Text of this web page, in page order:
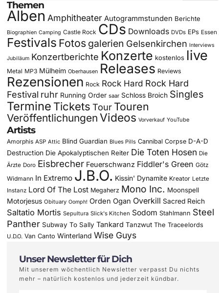
Themen
Alben Amphitheater Autogrammstunden Berichte
Biographien Camping Castle Rock CDs Downloads DVDs EPs Essen
Festivals Fotos galerien Gelsenkirchen Interviews
Jubiläum Konzertberichte Konzerte kostenlos live
Metal MP3 Mülheim Oberhausen Releases Reviews
Rezensionen Rock Rock Hard Rock Hard
Festival ruhr Running Order saar Schloss Broich Singles
Termine Tickets Tour Touren
Veröffentlichungen Videos Vorverkauf YouTube
Artists
Amorphis ASP Attic Blind Guardian Blues Pills Cannibal Corpse D-A-D
Destruction Die Apokalyptischen Reiter Die Toten Hosen Die
Ärzte Doro Eisbrecher Feuerschwanz Fiddler's Green Götz
Widmann In Extremo J.B.O. Kissin' Dynamite Kreator Letzte
Instanz Lord Of The Lost Megaherz Mono Inc. Moonspell
Motorjesus Obituary Oomph! Orden Ogan Overkill Sacred Reich
Saltatio Mortis Sepultura Slick's Kitchen Sodom Stahlmann Steel
Panther Subway To Sally Tankard Tanzwut The Traceelords
U.D.O. Van Canto Winterland Wise Guys
Unser Newsletter für Dich
Mit unserem wöchentlich Newsletter verpasst Du nichts
mehr – natürlich kostenlos und jederzeit kündbar.